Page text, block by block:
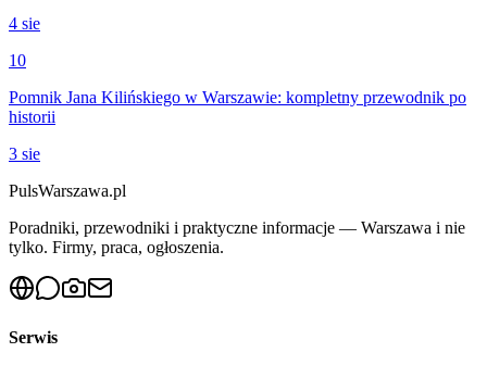
4 sie
10
Pomnik Jana Kilińskiego w Warszawie: kompletny przewodnik po
historii
3 sie
PulsWarszawa.pl
Poradniki, przewodniki i praktyczne informacje — Warszawa i nie
tylko. Firmy, praca, ogłoszenia.
Serwis